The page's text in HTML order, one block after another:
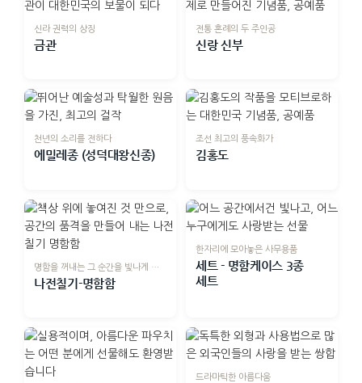
신라 권력의 상징
금관
전통 혼례의 두 주인공
신랑 신부
천년의 소리를 전하다
에밀레종 (성덕대왕신종)
조선 최고의 풍속화가
김홍도
명함을 꺼내는 그 순간을 빛나게 하는
나전칠기-명함함
한자리에 모아놓은 사무용품
세트 - 명함케이스 3종
세트
드라마틱한 아름다움